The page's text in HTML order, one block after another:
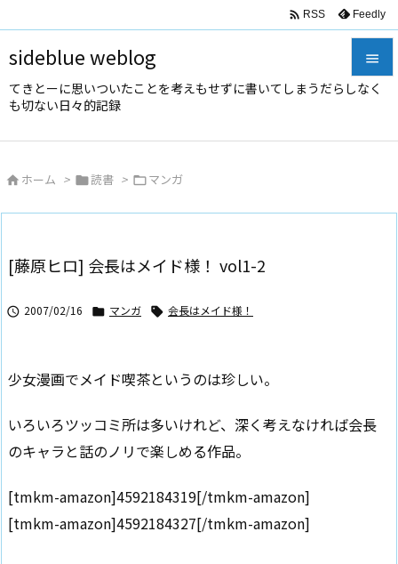
sideblue weblog
てきとーに思いついたことを考えもせずに書いてしまうだらしなく
も切ない日々的記録



 RSS Feedly
 ホーム > 読書 > マンガ
[藤原ヒロ] 会長はメイド様！ vol1-2
 2007/02/16  マンガ  会長はメイド様！
少女漫画でメイド喫茶というのは珍しい。
いろいろツッコミ所は多いけれど、深く考えなければ会長
のキャラと話のノリで楽しめる作品。
[tmkm-amazon]4592184319[/tmkm-amazon]
[tmkm-amazon]4592184327[/tmkm-amazon]